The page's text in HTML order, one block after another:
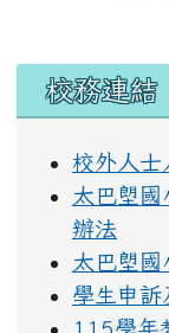
左邊區域內
校務連結
校外人士
太巴塱國
辦法
太巴塱國
學生申訴
115學年